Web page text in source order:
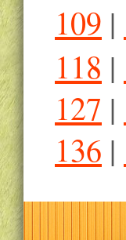
109 |
118 |
127 |
136 |